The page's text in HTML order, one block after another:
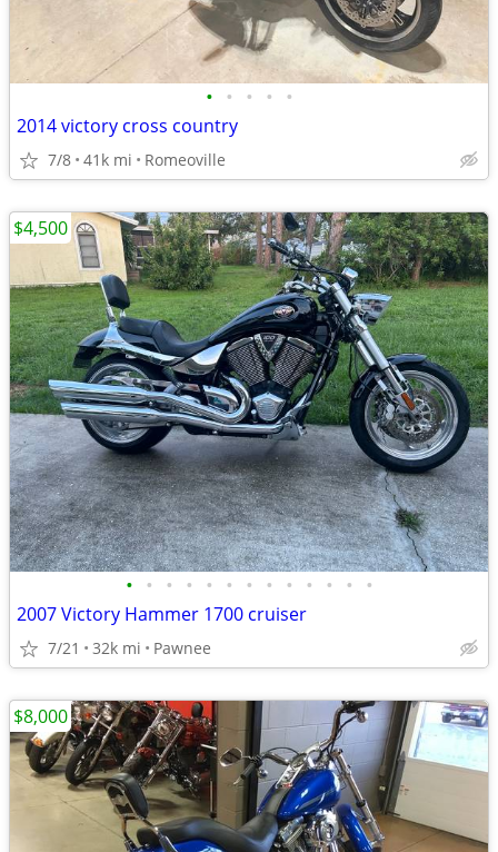
• • • • •
2014 victory cross country
7/8 41k mi Romeoville
• • • • • • • • • • • • •
2007 Victory Hammer 1700 cruiser
7/21 32k mi Pawnee
$4,500
$8,000